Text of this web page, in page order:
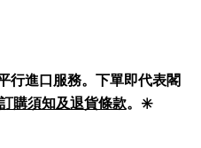
行進口服務。下單即代表閣
訂購須知及退貨條款。✳️